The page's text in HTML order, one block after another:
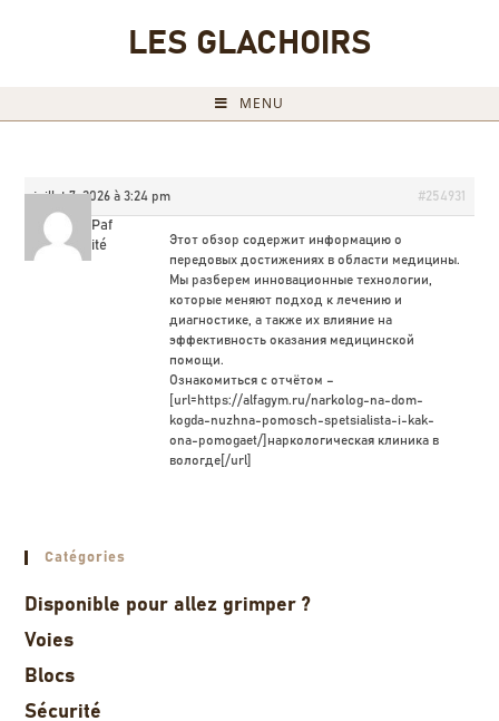
LES GLACHOIRS
MENU
juillet 7, 2026 à 3:24 pm #254931
HiramPaf
Invité
Этот обзор содержит информацию о
передовых достижениях в области медицины.
Мы разберем инновационные технологии,
которые меняют подход к лечению и
диагностике, а также их влияние на
эффективность оказания медицинской
помощи.
Ознакомиться с отчётом –
[url=https://alfagym.ru/narkolog-na-dom-
kogda-nuzhna-pomosch-spetsialista-i-kak-
ona-pomogaet/]наркологическая клиника в
вологде[/url]
Catégories
Disponible pour allez grimper ?
Voies
Blocs
Sécurité